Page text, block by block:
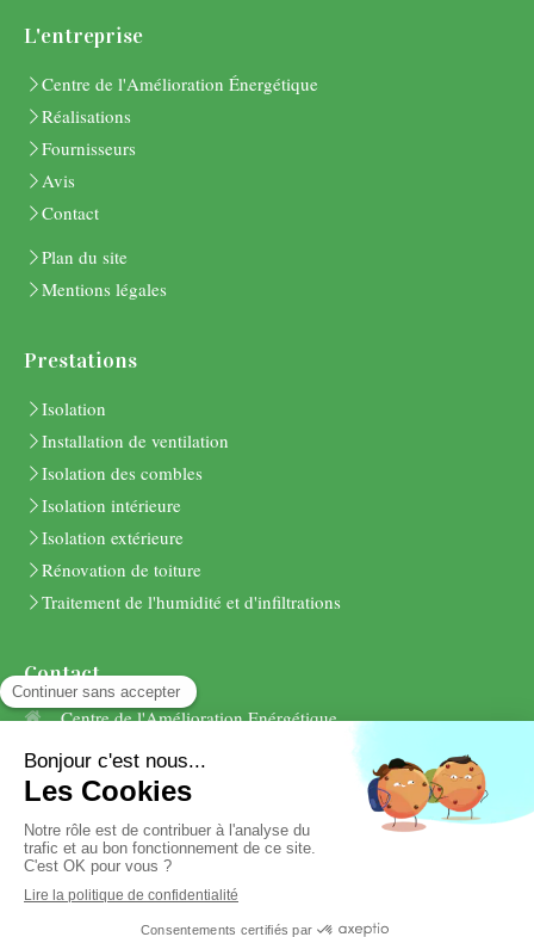
L'entreprise
Centre de l'Amélioration Énergétique
Réalisations
Fournisseurs
Avis
Contact
Plan du site
Mentions légales
Prestations
Isolation
Installation de ventilation
Isolation des combles
Isolation intérieure
Isolation extérieure
Rénovation de toiture
Traitement de l'humidité et d'infiltrations
Contact
Centre de l'Amélioration Enérgétique
6 rue des Alizés
14790 Verson
Afficher le téléphone
Demander un devis
Création et référencement du site par Simplébo